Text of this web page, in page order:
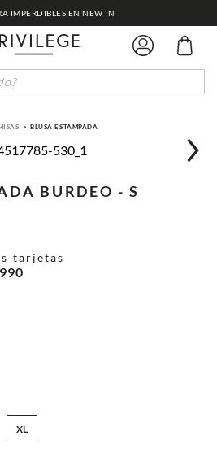
IMPERDIBLES EN NEW IN
BLUSA ESTAMPADA
BURDEO - S
tarjetas
990
XL